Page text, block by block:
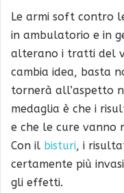
Le armi soft contro
in ambulatorio e in
alterano i tratti del
cambia idea, basta
tornerà all’aspetto
medaglia è che i
e che le cure vanno
Con il bisturi, i
certamente più
gli effetti.